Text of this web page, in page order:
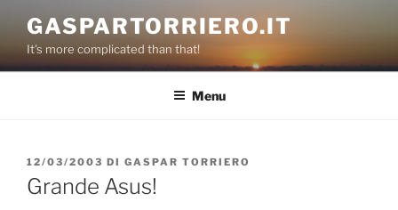
contenuto
GASPARTORRIERO.IT
It's more complicated than that!
Menu
PUBBLICATO
IL
12/03/2003 DI GASPAR TORRIERO
Grande Asus!